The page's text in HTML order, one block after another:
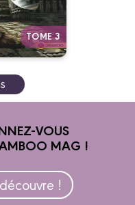
TOME 3
VOUS
MAG !
!